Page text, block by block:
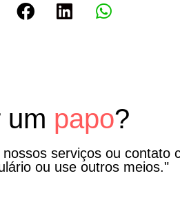
um papo?
serviços ou contato
ou use outros meios."